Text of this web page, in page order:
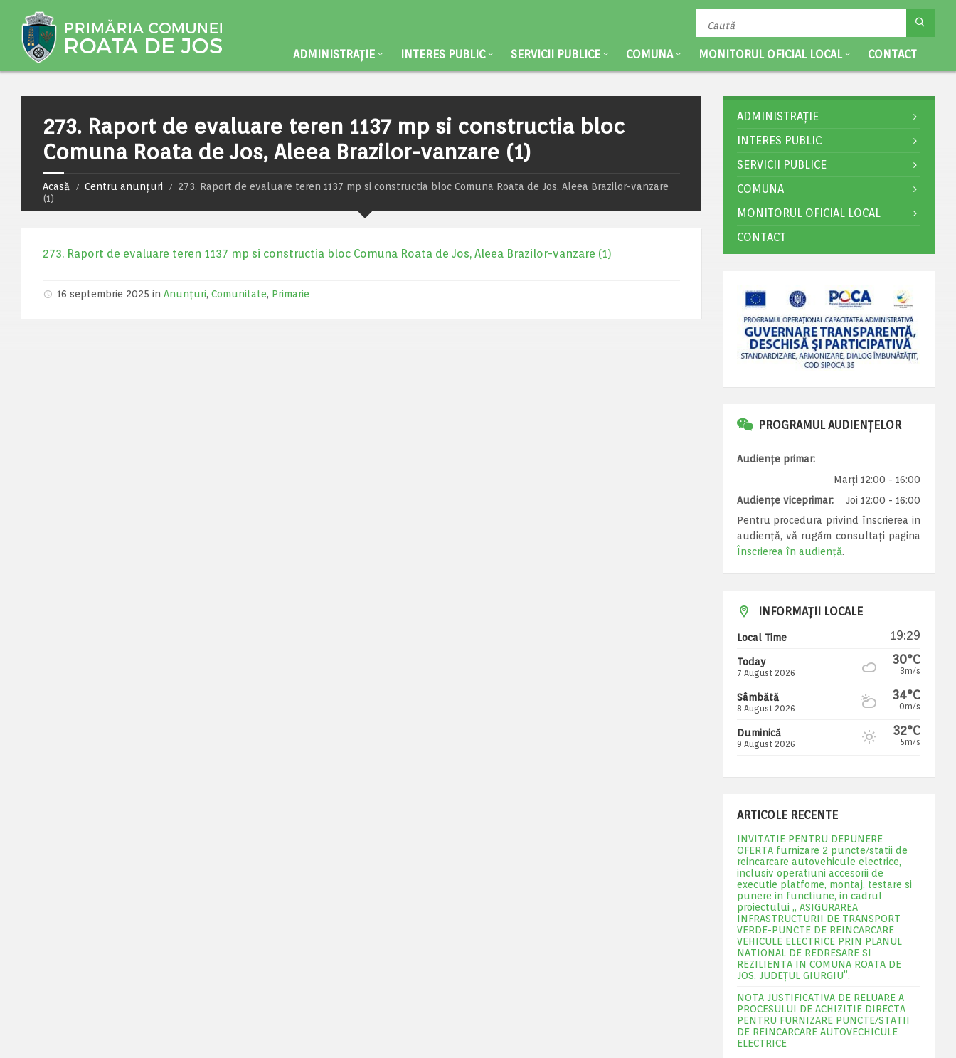
ADMINISTRAȚIE INTERES PUBLIC SERVICII PUBLICE COMUNA MONITORUL OFICIAL LOCAL CONTACT
273. Raport de evaluare teren 1137 mp si constructia bloc
Comuna Roata de Jos, Aleea Brazilor-vanzare (1)
Acasă Centru anunțuri
273. Raport de evaluare teren 1137 mp si constructia bloc Comuna Roata de Jos, Aleea Brazilor-vanzare
(1)
273. Raport de evaluare teren 1137 mp si constructia bloc Comuna Roata de Jos, Aleea Brazilor-vanzare (1)
16 septembrie 2025 in Anunțuri, Comunitate, Primarie
ADMINISTRAȚIE
INTERES PUBLIC
SERVICII PUBLICE
COMUNA
MONITORUL OFICIAL LOCAL
CONTACT
PROGRAMUL AUDIENȚELOR
Audiențe primar:
Marți 12:00 - 16:00
Audiențe viceprimar:
Joi 12:00 - 16:00
Pentru procedura privind înscrierea in
audiență, vă rugăm consultați pagina
Înscrierea în audiență.
INFORMAȚII LOCALE
Local Time 19:29
Today
7 August 2026
30°C
3m/s
Sâmbătă
8 August 2026
34°C
0m/s
Duminică
9 August 2026
32°C
5m/s
ARTICOLE RECENTE
INVITATIE PENTRU DEPUNERE
OFERTA furnizare 2 puncte/statii de
reincarcare autovehicule electrice,
inclusiv operatiuni accesorii de
executie platfome, montaj, testare si
punere in functiune, in cadrul
proiectului „ ASIGURAREA
INFRASTRUCTURII DE TRANSPORT
VERDE-PUNCTE DE REINCARCARE
VEHICULE ELECTRICE PRIN PLANUL
NATIONAL DE REDRESARE SI
REZILIENTA IN COMUNA ROATA DE
JOS, JUDEŢUL GIURGIU”.
NOTA JUSTIFICATIVA DE RELUARE A
PROCESULUI DE ACHIZITIE DIRECTA
PENTRU FURNIZARE PUNCTE/STATII
DE REINCARCARE AUTOVECHICULE
ELECTRICE